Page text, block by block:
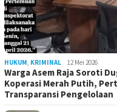
HUKUM, KRIMINAL 12 Mei 2026
Warga Asem Raja Soroti
Koperasi Merah Putih,
Transparansi Pengelolaan